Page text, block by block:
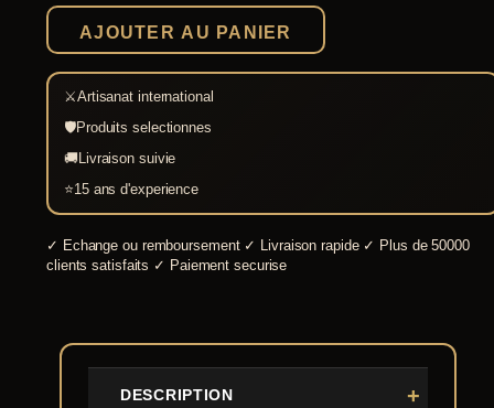
AJOUTER AU PANIER
⚔Artisanat international
🛡Produits selectionnes
🚚Livraison suivie
⭐15 ans d'experience
✓ Echange ou remboursement ✓ Livraison rapide ✓ Plus de 50000
clients satisfaits ✓ Paiement securise
DESCRIPTION